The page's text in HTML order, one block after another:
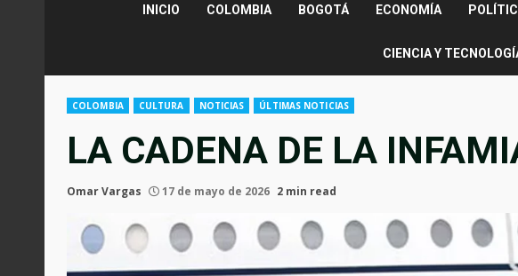
INICIO COLOMBIA BOGOTÁ ECONOMÍA
CIENCIA Y
COLOMBIA CULTURA NOTICIAS ÚLTIMAS NOTICIAS
LA CADENA DE LA
Omar Vargas 17 de mayo de 2026 2 min read